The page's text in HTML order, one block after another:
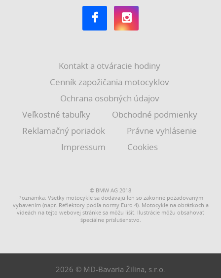
Kontakt a otváracie hodiny
Cenník zapožičania motocyklov
Ochrana osobných údajov
Veľkostné tabuľky
Obchodné podmienky
Reklamačný poriadok
Právne vyhlásenie
Impressum
Cookies
© BMW AG 2018
Poznámka: Všetky motocykle sa dodávajú len so zákonne požadovaným
vybavením (napr. Reflektory podľa normy Euro 4). Motocykle na obrázkoch a
videách na tejto webovej stránke sa môžu líšiť. Ilustrácie môžu obsahovať
špeciálne príslušenstvo.
2026 © MD-Bavaria Žilina, s.r.o.